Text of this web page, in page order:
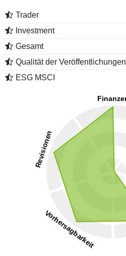
Trader
Investment
Gesamt
Qualität der Veröffentlichungen
ESG MSCI